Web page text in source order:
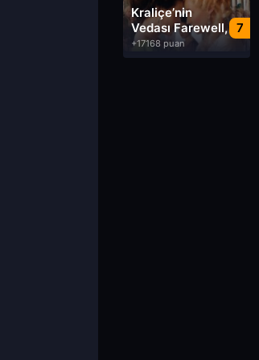
Dublaj izle
7
Kraliçe’nin
Vedası Farewell,
My Queen izle
+17168 puan